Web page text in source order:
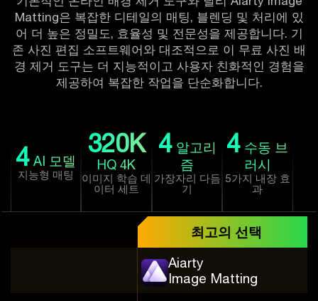
Matting은 복잡한 디테일의 매팅, 블렌딩 및 처리에 있
어 더 높은 정밀도, 효율성 및 전문성을 제공합니다. 기
존 사진 편집 소프트웨어와 대조적으로 이 무료 사진 배
경 제거 도구는 더 지능적이고 사용자 친화적인 경험을
제공하여 복잡한 작업을 단순화합니다.
4 AI 모델
지능형 매팅
320K
HQ 4K
이미지 학습 데
이터 세트
4 알고리
즘
가장자리 다듬
기
4 수동 브
러시
5가지 내장 효
과
Aiarty
Image Matting
최고의 선택